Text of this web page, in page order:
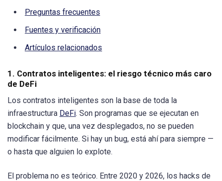
Preguntas frecuentes
Fuentes y verificación
Artículos relacionados
1. Contratos inteligentes: el riesgo técnico más caro
de DeFi
Los contratos inteligentes son la base de toda la
infraestructura DeFi. Son programas que se ejecutan en
blockchain y que, una vez desplegados, no se pueden
modificar fácilmente. Si hay un bug, está ahí para siempre —
o hasta que alguien lo explote.
El problema no es teórico. Entre 2020 y 2026, los hacks de